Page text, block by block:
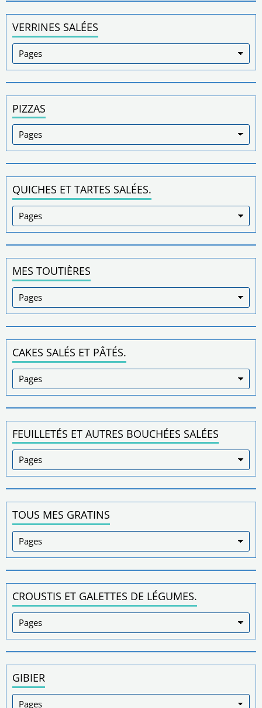
VERRINES SALÉES
PIZZAS
QUICHES ET TARTES SALÉES.
MES TOUTIÈRES
CAKES SALÉS ET PÂTÉS.
FEUILLETÉS ET AUTRES BOUCHÉES SALÉES
TOUS MES GRATINS
CROUSTIS ET GALETTES DE LÉGUMES.
GIBIER